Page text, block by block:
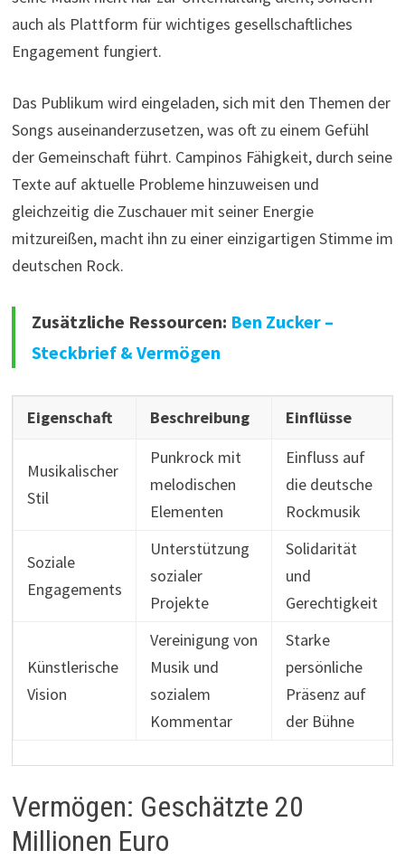
auch als Plattform für wichtiges gesellschaftliches
Engagement fungiert.
Das Publikum wird eingeladen, sich mit den Themen der
Songs auseinanderzusetzen, was oft zu einem Gefühl
der Gemeinschaft führt. Campinos Fähigkeit, durch seine
Texte auf aktuelle Probleme hinzuweisen und
gleichzeitig die Zuschauer mit seiner Energie
mitzureißen, macht ihn zu einer einzigartigen Stimme im
deutschen Rock.
Zusätzliche Ressourcen: Ben Zucker –
Steckbrief & Vermögen
Eigenschaft Beschreibung Einflüsse
Musikalischer
Stil
Punkrock mit
melodischen
Elementen
Einfluss auf
die deutsche
Rockmusik
Soziale
Engagements
Unterstützung
sozialer
Projekte
Solidarität
und
Gerechtigkeit
Künstlerische
Vision
Vereinigung von
Musik und
sozialem
Kommentar
Starke
persönliche
Präsenz auf
der Bühne
Vermögen: Geschätzte 20
Millionen Euro